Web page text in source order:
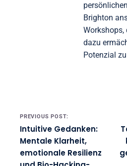
Brighton
Workshops,
dazu
Potenzial
Post navigation
PREVIOUS POST:
Intuitive Gedanken:
Mentale Klarheit,
emotionale Resilienz